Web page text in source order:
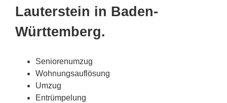
Lauterstein in Baden-
Württemberg.
Seniorenumzug
Wohnungsauflösung
Umzug
Entrümpelung